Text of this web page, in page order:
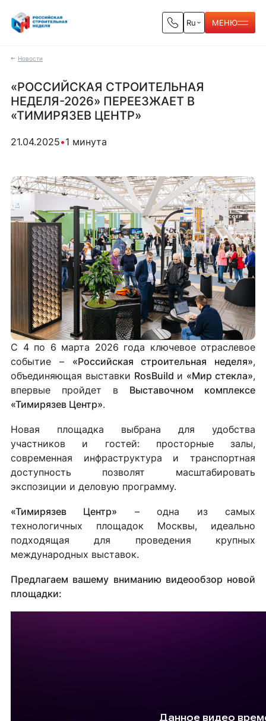
Ru МЕНЮ
Новости
«РОССИЙСКАЯ СТРОИТЕЛЬНАЯ
НЕДЕЛЯ-2026» ПЕРЕЕЗЖАЕТ В
«ТИМИРЯЗЕВ ЦЕНТР»
21.04.2025•1 минута
С 4 по 6 марта 2026 года ключевое отраслевое
событие – «Российская строительная неделя»,
объединяющая выставки RosBuild и «Мир стекла»,
впервые пройдет в Выставочном комплексе
«Тимирязев Центр».
Новая площадка выбрана для удобства
участников и гостей: просторные залы,
современная инфраструктура и транспортная
доступность позволят масштабировать
экспозиции и деловую программу.
«Тимирязев Центр» – одна из самых
технологичных площадок Москвы, идеально
подходящая для проведения крупных
международных выставок.
Предлагаем вашему вниманию видеообзор новой
площадки: